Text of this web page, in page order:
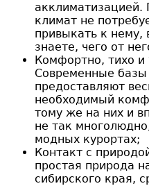
акклиматизацией.
климат не
привыкать к нему,
знаете, чего от
Комфортно, тихо и
Современные
предоставляют
необходимый
тому же на них и
не так
модных курортах;
Контакт с
простая природа
сибирского края,